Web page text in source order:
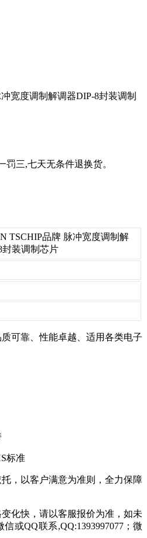
宽度调制解调器DIP-8封装调制
三,七天无条件退换货。
TSCHIP品牌 脉冲宽度调制解
封装调制芯片
可靠、性能卓越、适用各类电子
标准
，以客户满意为准则，全力保障
化快，请以客服报价为准，如未
信或QQ联系,QQ:1393997077；微